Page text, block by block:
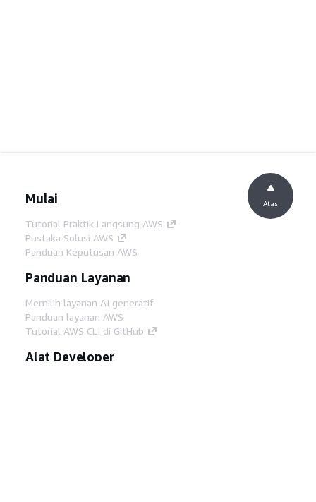
Mulai
Tutorial Praktik Langsung AWS
Pustaka Solusi AWS
Panduan Keputusan AWS
Panduan Layanan
Memilih layanan AI generatif
Panduan layanan AWS
Tutorial AWS CLI di GitHub
Alat Developer
Atas